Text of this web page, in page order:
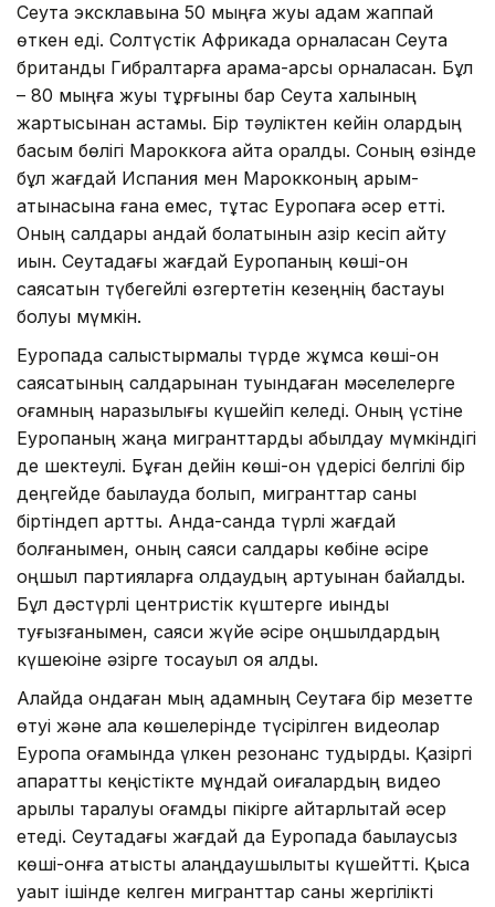
Сеута эксклавына 50 мыңға жуық адам жаппай
өткен еді. Солтүстік Африкада орналасқан Сеута
британдық Гибралтарға қарама-қарсы орналасқан. Бұл
– 80 мыңға жуық тұрғыны бар Сеута халқының
жартысынан астамы. Бір тәуліктен кейін олардың
басым бөлігі Мароккоға қайта оралды. Соның өзінде
бұл жағдай Испания мен Марокконың қарым-
қатынасына ғана емес, тұтас Еуропаға әсер етті.
Оның салдары қандай болатынын қазір кесіп айту
қиын. Сеутадағы жағдай Еуропаның көші-қон
саясатын түбегейлі өзгертетін кезеңнің бастауы
болуы мүмкін.
Еуропада салыстырмалы түрде жұмсақ көші-қон
саясатының салдарынан туындаған мәселелерге
қоғамның наразылығы күшейіп келеді. Оның үстіне
Еуропаның жаңа мигранттарды қабылдау мүмкіндігі
де шектеулі. Бұған дейін көші-қон үдерісі белгілі бір
деңгейде бақылауда болып, мигранттар саны
біртіндеп артты. Анда-санда түрлі жағдай
болғанымен, оның саяси салдары көбіне әсіре
оңшыл партияларға қолдаудың артуынан байқалды.
Бұл дәстүрлі центристік күштерге қиындық
туғызғанымен, саяси жүйе әсіре оңшылдардың
күшеюіне әзірге тосқауыл қоя алды.
Алайда ондаған мың адамның Сеутаға бір мезетте
өтуі және қала көшелерінде түсірілген видеолар
Еуропа қоғамында үлкен резонанс тудырды. Қазіргі
ақпараттық кеңістікте мұндай оқиғалардың видео
арқылы таралуы қоғамдық пікірге айтарлықтай әсер
етеді. Сеутадағы жағдай да Еуропада бақылаусыз
көші-қонға қатысты алаңдаушылықты күшейтті. Қысқа
уақыт ішінде келген мигранттар саны жергілікті